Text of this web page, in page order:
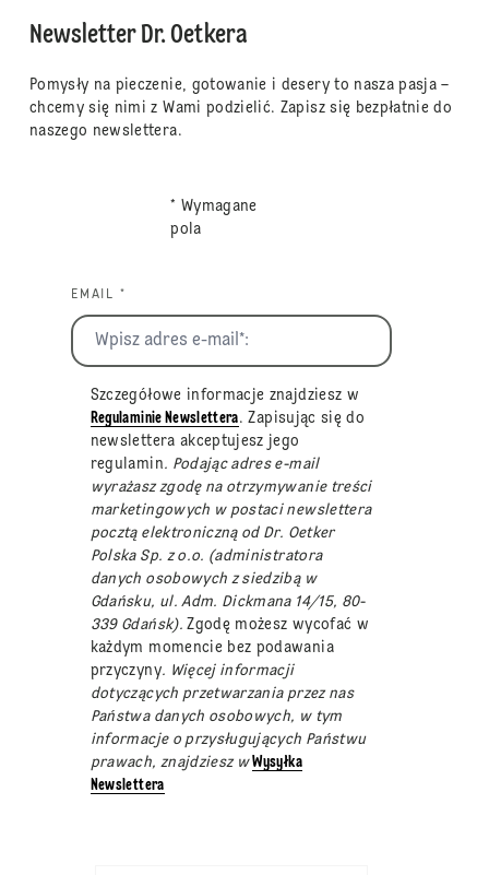
Newsletter Dr. Oetkera
Pomysły na pieczenie, gotowanie i desery to nasza pasja –
chcemy się nimi z Wami podzielić. Zapisz się bezpłatnie do
naszego newslettera.
* Wymagane
pola
EMAIL *
Szczegółowe informacje znajdziesz w
Regulaminie Newslettera. Zapisując się do
newslettera akceptujesz jego
regulamin. Podając adres e-mail
wyrażasz zgodę na otrzymywanie treści
marketingowych w postaci newslettera
pocztą elektroniczną od Dr. Oetker
Polska Sp. z o.o. (administratora
danych osobowych z siedzibą w
Gdańsku, ul. Adm. Dickmana 14/15, 80-
339 Gdańsk).Zgodę możesz wycofać w
każdym momencie bez podawania
przyczyny. Więcej informacji
dotyczących przetwarzania przez nas
Państwa danych osobowych, w tym
informacje o przysługujących Państwu
prawach, znajdziesz wWysyłka
Newslettera